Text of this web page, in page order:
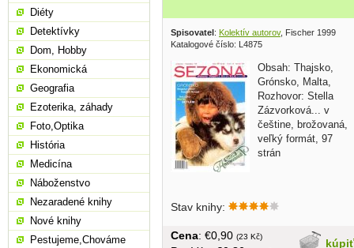
Spisovatel: Kolektív autorov, Fischer 1999
Katalogové číslo: L4875
Obsah: Thajsko,
Grónsko, Malta,
Rozhovor: Stella
Zázvorková... v
češtine, brožovaná,
veľký formát, 97
strán
Stav knihy:
kúpiť
Cena: €0,90 (23 Kč)
Diéty
Detektívky
Dom, Hobby
Ekonomická
Geografia
Ezoterika, záhady
Foto,Optika
História
Medicína
Náboženstvo
Nezaradené knihy
Nové knihy
Pestujeme,Chováme